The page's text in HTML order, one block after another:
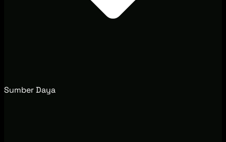
Sumber Daya